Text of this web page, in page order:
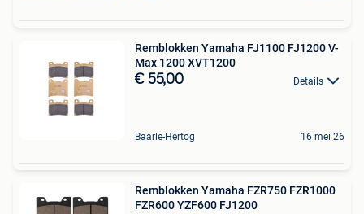
Remblokken Yamaha FJ1100 FJ1200 V-
Max 1200 XVT1200
€ 55,00 Details
Baarle-Hertog 16 mei 26
Remblokken Yamaha FZR750 FZR1000
FZR600 YZF600 FJ1200